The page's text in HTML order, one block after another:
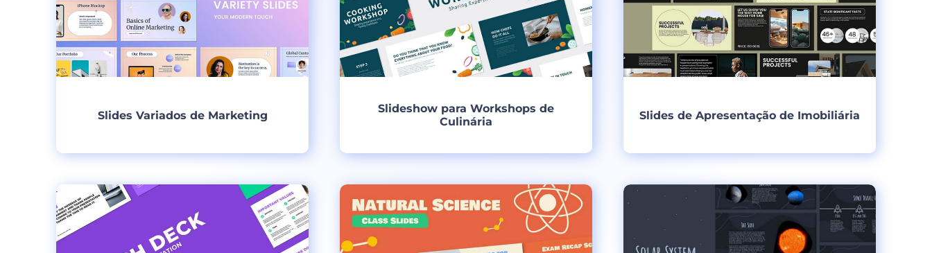
Slides Variados de Marketing
Slideshow para Workshops de
Culinária
Slides de Apresentação de Imobiliária